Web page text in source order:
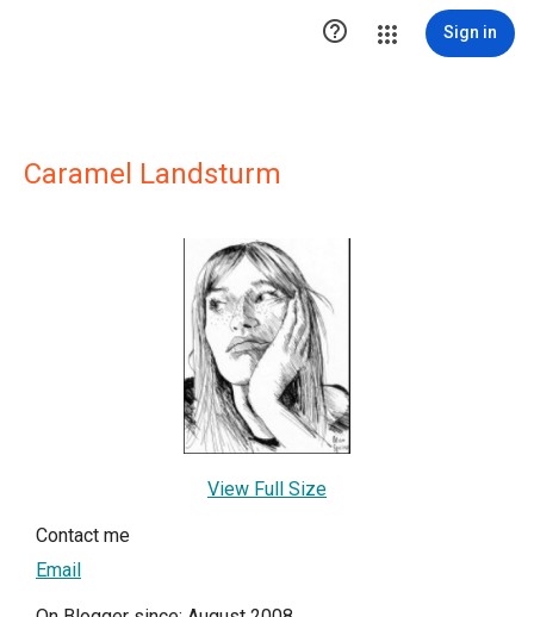
 Sign in
Caramel Landsturm
View Full Size
Contact me
Email